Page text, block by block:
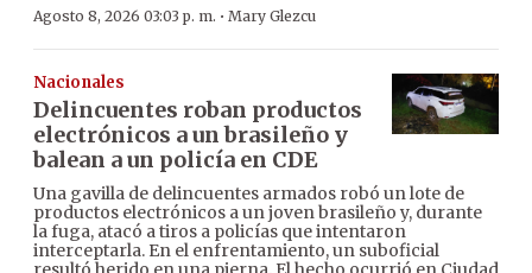
Agosto 8, 2026 03:03 p. m. · Mary Glezcu
Nacionales
Delincuentes roban productos
electrónicos a un brasileño y
balean a un policía en CDE
Una gavilla de delincuentes armados robó un lote de
productos electrónicos a un joven brasileño y, durante
la fuga, atacó a tiros a policías que intentaron
interceptarla. En el enfrentamiento, un suboficial